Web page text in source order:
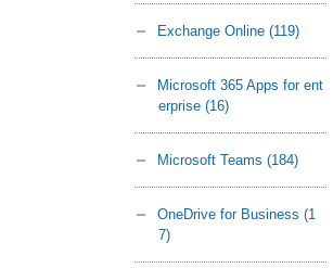
Exchange Online (119)
Microsoft 365 Apps for ent
erprise (16)
Microsoft Teams (184)
OneDrive for Business (1
7)